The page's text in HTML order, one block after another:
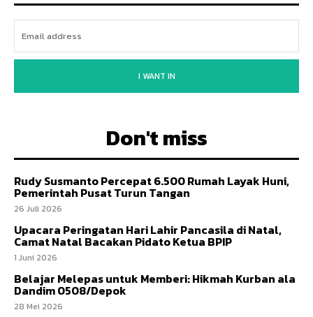
I WANT IN
Don't miss
Rudy Susmanto Percepat 6.500 Rumah Layak Huni,
Pemerintah Pusat Turun Tangan
26 Juli 2026
Upacara Peringatan Hari Lahir Pancasila di Natal,
Camat Natal Bacakan Pidato Ketua BPIP
1 Juni 2026
Belajar Melepas untuk Memberi: Hikmah Kurban ala
Dandim 0508/Depok
28 Mei 2026